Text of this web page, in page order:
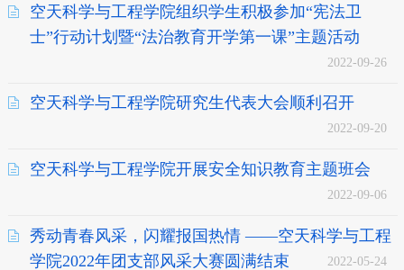
空天科学与工程学院组织学生积极参加“宪法卫
士”行动计划暨“法治教育开学第一课”主题活动
2022-09-26
空天科学与工程学院研究生代表大会顺利召开
2022-09-20
空天科学与工程学院开展安全知识教育主题班会
2022-09-06
秀动青春风采，闪耀报国热情 ——空天科学与工程
学院2022年团支部风采大赛圆满结束
2022-05-24